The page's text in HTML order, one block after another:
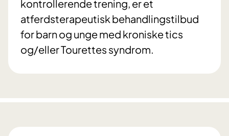
kontrollerende trening, er et
atferdsterapeutisk behandlingstilbud
for barn og unge med kroniske tics
og/eller Tourettes syndrom.